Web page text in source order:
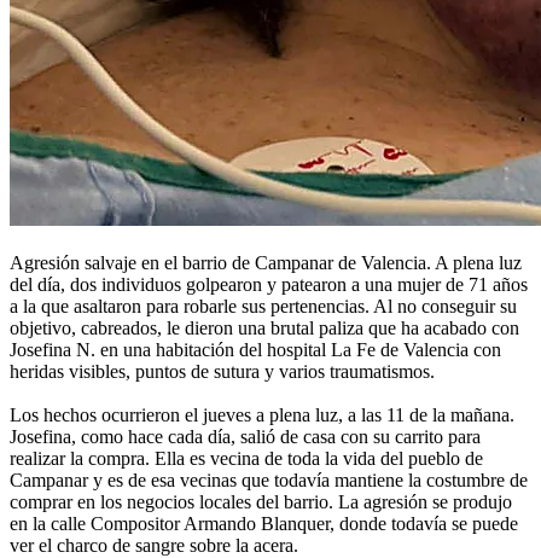
Agresión salvaje en el barrio de Campanar de Valencia. A plena luz
del día, dos individuos golpearon y patearon a una mujer de 71 años
a la que asaltaron para robarle sus pertenencias. Al no conseguir su
objetivo, cabreados, le dieron una brutal paliza que ha acabado con
Josefina N. en una habitación del hospital La Fe de Valencia con
heridas visibles, puntos de sutura y varios traumatismos.
Los hechos ocurrieron el jueves a plena luz, a las 11 de la mañana.
Josefina, como hace cada día, salió de casa con su carrito para
realizar la compra. Ella es vecina de toda la vida del pueblo de
Campanar y es de esa vecinas que todavía mantiene la costumbre de
comprar en los negocios locales del barrio. La agresión se produjo
en la calle Compositor Armando Blanquer, donde todavía se puede
ver el charco de sangre sobre la acera.